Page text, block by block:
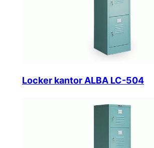
Locker kantor ALBA LC-504